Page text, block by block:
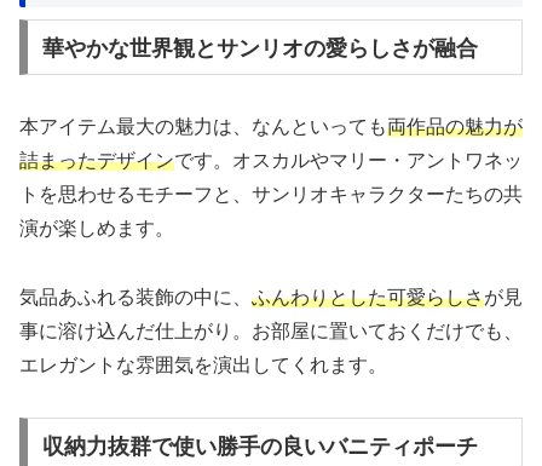
華やかな世界観とサンリオの愛らしさが融合
本アイテム最大の魅力は、なんといっても両作品の魅力が
詰まったデザインです。オスカルやマリー・アントワネッ
トを思わせるモチーフと、サンリオキャラクターたちの共
演が楽しめます。
気品あふれる装飾の中に、 ふんわりとした可愛らしさが見
事に溶け込んだ仕上がり。お部屋に置いておくだけでも、
エレガントな雰囲気を演出してくれます。
収納力抜群で使い勝手の良いバニティポーチ